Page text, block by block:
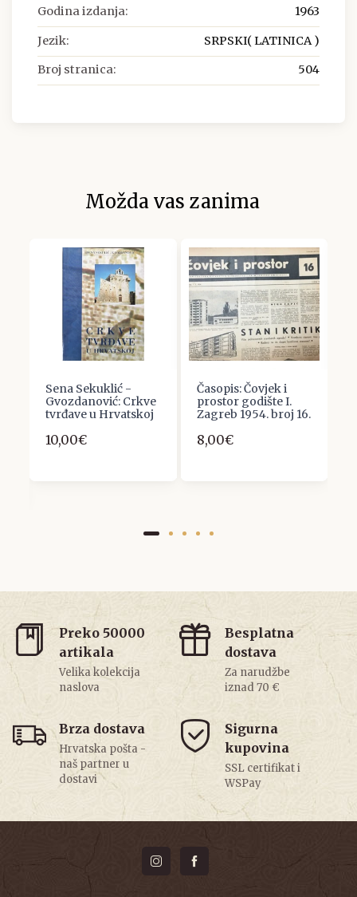
Godina izdanja: 1963
Jezik: SRPSKI( LATINICA )
Broj stranica: 504
Možda vas zanima
Sena Sekuklić -
Gvozdanović: Crkve
tvrđave u Hrvatskoj
10,00€
Časopis: Čovjek i
prostor godište I.
Zagreb 1954. broj 16.
8,00€
Preko 50000
artikala
Velika kolekcija
naslova
Besplatna
dostava
Za narudžbe
iznad 70 €
Brza dostava
Hrvatska pošta -
naš partner u
dostavi
Sigurna
kupovina
SSL certifikat i
WSPay